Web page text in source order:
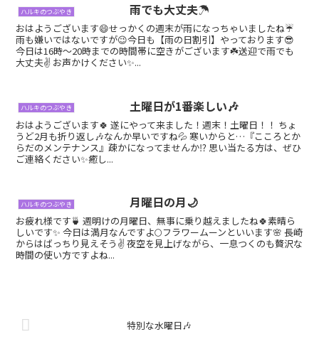
ハルキのつぶやき 雨でも大丈夫☂️
おはようございます😄せっかくの週末が雨になっちゃいましたね☔
雨も嫌いではないですが😉今日も【雨の日割引】やっております😎
今日は16時～20時までの時間帯に空きがございます☘️送迎で雨でも
大丈夫✌️ お声かけください✨...
ハルキのつぶやき 土曜日が1番楽しい🎶
おはようございます🍀 遂にやって来ました！週末！土曜日！！ ちょ
うど2月も折り返し🎶なんか早いですね💦 寒いからと…『こころとか
らだのメンテナンス』疎かになってませんか⁉️ 思い当たる方は、ぜひ
ご連絡ください✨癒し...
ハルキのつぶやき 月曜日の月🌙
お疲れ様です🍵 週明けの月曜日、無事に乗り越えましたね🍀素晴ら
しいです✨ 今日は満月なんですよ🌕フラワームーンといいます🌸 長崎
からはばっちり見えそう✌️ 夜空を見上げながら、一息つくのも贅沢な
時間の使い方ですよね...
特別な水曜日🎶